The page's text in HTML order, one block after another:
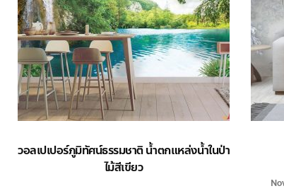
วอลเปเปอร์ภูมิทัศน์ธรรมชาติ น้ำตกแหล่งน้ำในป่า
ไม้สีเขียว